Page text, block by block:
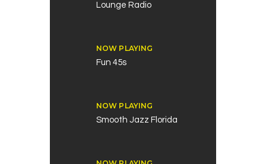
Lounge Radio
NOW PLAYING
Fun 45s
NOW PLAYING
Smooth Jazz Florida